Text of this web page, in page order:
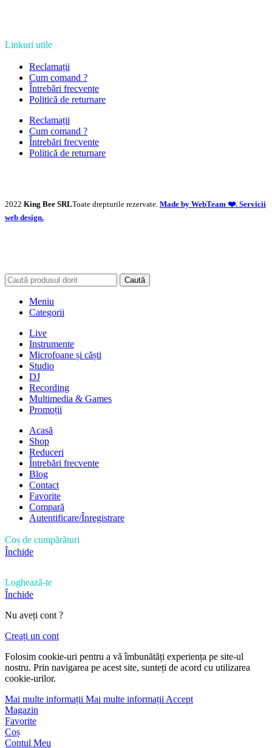
Linkuri utile
Reclamații
Cum comand ?
Întrebări frecvente
Politică de returnare
Reclamații
Cum comand ?
Întrebări frecvente
Politică de returnare
2022 King Bee SRLToate drepturile rezervate. Made by WebTeam ❤️. Servicii
web design.
Caută
Meniu
Categorii
Live
Instrumente
Microfoane și căști
Studio
DJ
Recording
Multimedia & Games
Promoții
Acasă
Shop
Reduceri
Întrebări frecvente
Blog
Contact
Favorite
Compară
Autentificare/Înregistrare
Coș de cumpărături
Închide
Loghează-te
Închide
Nu aveți cont ?
Creați un cont
Folosim cookie-uri pentru a vă îmbunătăți experiența pe site-ul
nostru. Prin navigarea pe acest site, sunteți de acord cu utilizarea
cookie-urilor.
Mai multe informații Mai multe informațiiAccept
Magazin
Favorite
Coș
Contul Meu